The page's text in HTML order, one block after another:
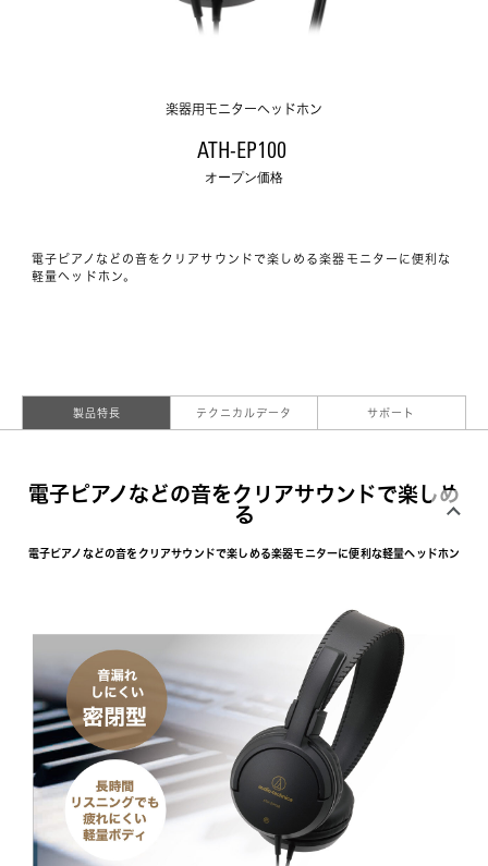
楽器用モニターヘッドホン
ATH-EP100
オープン価格
電子ピアノなどの音をクリアサウンドで楽しめる楽器モニターに便利な
軽量ヘッドホン。
製品特長 テクニカルデータ サポート
電子ピアノなどの音をクリアサウンドで楽しめ
る
電子ピアノなどの音をクリアサウンドで楽しめる楽器モニターに便利な軽量ヘッドホン